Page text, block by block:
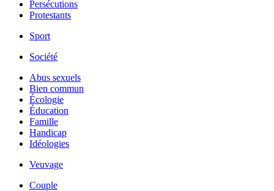
Persécutions
Protestants
Sport
Société
Abus sexuels
Bien commun
Écologie
Éducation
Famille
Handicap
Idéologies
Veuvage
Couple